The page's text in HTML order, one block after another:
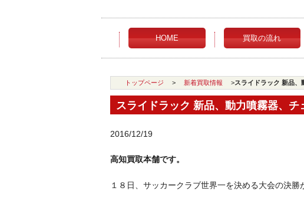
HOME 買取の流れ
トップページ > 新着買取情報 >スライドラック 新品
スライドラック 新品、動力噴霧器、
2016/12/19
高知買取本舗です。
１８日、サッカークラブ世界一を決める大会の決勝